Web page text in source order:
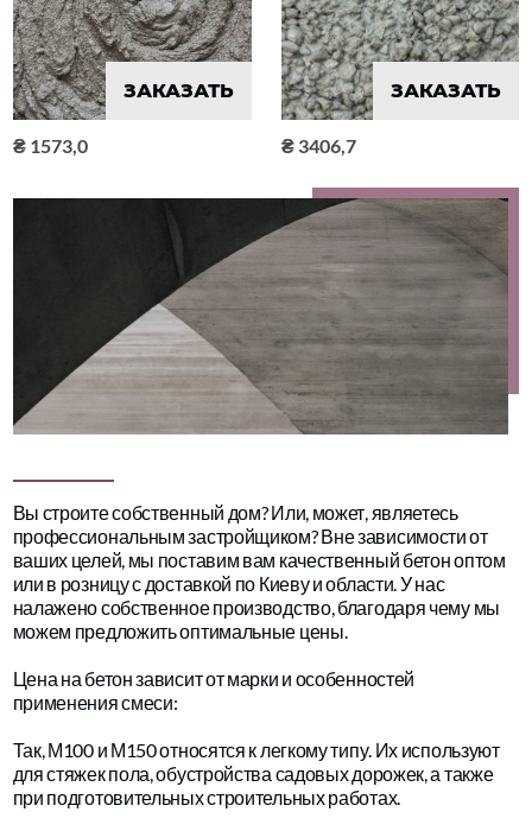
ЗАКАЗАТЬ
1573,0
ЗАКАЗАТЬ
3406,7
Вы строите собственный дом? Или, может, являетесь
профессиональным застройщиком? Вне зависимости от
ваших целей, мы поставим вам качественный бетон оптом
или в розницу с доставкой по Киеву и области. У нас
налажено собственное производство, благодаря чему мы
можем предложить оптимальные цены.
Цена на бетон зависит от марки и особенностей
применения смеси:
Так, М100 и М150 относятся к легкому типу. Их используют
для стяжек пола, обустройства садовых дорожек, а также
при подготовительных строительных работах.